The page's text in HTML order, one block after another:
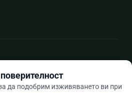
да подобрим изживяването ви при